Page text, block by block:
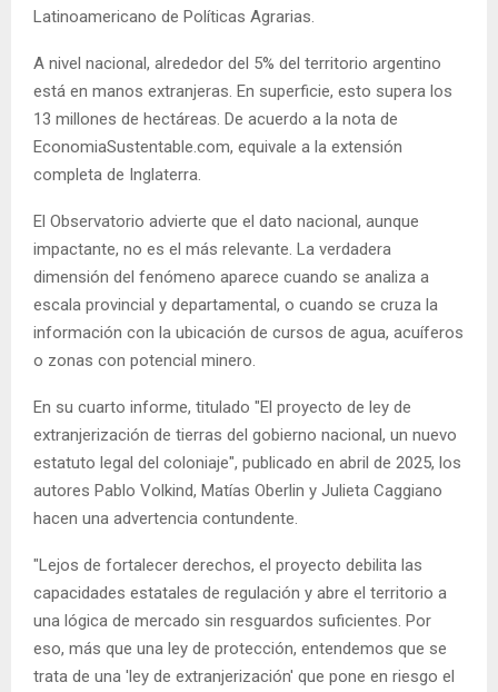
Latinoamericano de Políticas Agrarias.
A nivel nacional, alrededor del 5% del territorio argentino
está en manos extranjeras. En superficie, esto supera los
13 millones de hectáreas. De acuerdo a la nota de
EconomiaSustentable.com, equivale a la extensión
completa de Inglaterra.
El Observatorio advierte que el dato nacional, aunque
impactante, no es el más relevante. La verdadera
dimensión del fenómeno aparece cuando se analiza a
escala provincial y departamental, o cuando se cruza la
información con la ubicación de cursos de agua, acuíferos
o zonas con potencial minero.
En su cuarto informe, titulado "El proyecto de ley de
extranjerización de tierras del gobierno nacional, un nuevo
estatuto legal del coloniaje", publicado en abril de 2025, los
autores Pablo Volkind, Matías Oberlin y Julieta Caggiano
hacen una advertencia contundente.
"Lejos de fortalecer derechos, el proyecto debilita las
capacidades estatales de regulación y abre el territorio a
una lógica de mercado sin resguardos suficientes. Por
eso, más que una ley de protección, entendemos que se
trata de una 'ley de extranjerización' que pone en riesgo el